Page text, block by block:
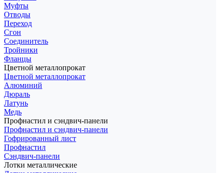
Муфты
Отводы
Переход
Сгон
Соединитель
Тройники
Фланцы
Цветной металлопрокат
Цветной металлопрокат
Алюминий
Дюраль
Латунь
Медь
Профнастил и сэндвич-панели
Профнастил и сэндвич-панели
Гофрированный лист
Профнастил
Сэндвич-панели
Лотки металлические